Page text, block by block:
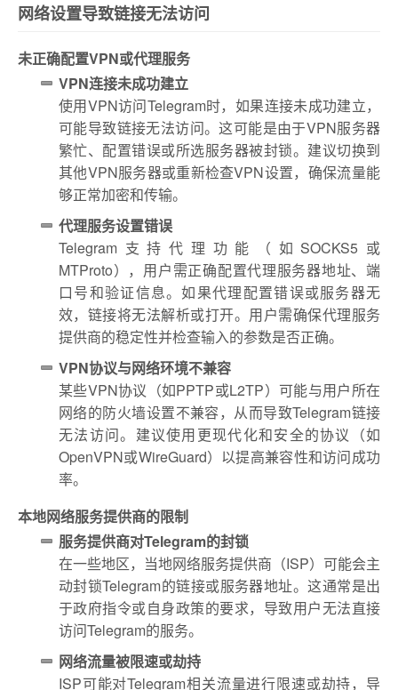
网络设置导致链接无法访问
未正确配置VPN或代理服务
VPN连接未成功建立
使用VPN访问Telegram时，如果连接未成功建立，
可能导致链接无法访问。这可能是由于VPN服务器
繁忙、配置错误或所选服务器被封锁。建议切换到
其他VPN服务器或重新检查VPN设置，确保流量能
够正常加密和传输。
代理服务设置错误
Telegram支持代理功能（如SOCKS5或
MTProto），用户需正确配置代理服务器地址、端
口号和验证信息。如果代理配置错误或服务器无
效，链接将无法解析或打开。用户需确保代理服务
提供商的稳定性并检查输入的参数是否正确。
VPN协议与网络环境不兼容
某些VPN协议（如PPTP或L2TP）可能与用户所在
网络的防火墙设置不兼容，从而导致Telegram链接
无法访问。建议使用更现代化和安全的协议（如
OpenVPN或WireGuard）以提高兼容性和访问成功
率。
本地网络服务提供商的限制
服务提供商对Telegram的封锁
在一些地区，当地网络服务提供商（ISP）可能会主
动封锁Telegram的链接或服务器地址。这通常是出
于政府指令或自身政策的要求，导致用户无法直接
访问Telegram的服务。
网络流量被限速或劫持
ISP可能对Telegram相关流量进行限速或劫持，导